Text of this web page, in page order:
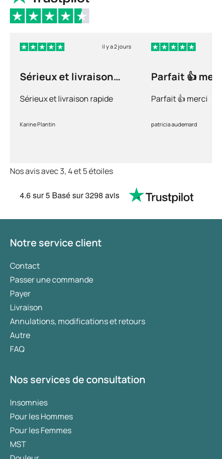
par un besoin pressant et soudain d'uriner.
vessie demeure constamment pleine,
entraînant des fuites régulières, sous forme de
L'incontinence neurogène résulte d'une
atteinte des nerfs périphériques ou du système
il y a 2 jours
Sérieux et livraison
Sérieux et livraison rapide
Karine Plantin
Parfait 👍
Parfait 👍 merci
patricia audemard
Nos avis avec 3, 4 et 5 étoiles
4.6sur 5 Basé sur3298 avis
Notre service client
Contact
Passer une commande
Payer
Livraison
Annulations, modifications et retours
Autre
FAQ
Nos services de consultation
Insomnies
Pour les Hommes
Pour les Femmes
MST